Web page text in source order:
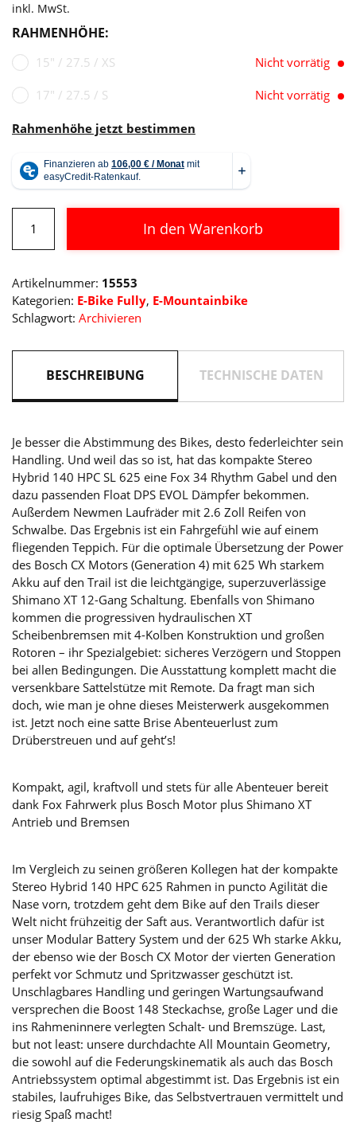
inkl. MwSt.
RAHMENHÖHE:
15" / 27.5 / XS Nicht vorrätig
17" / 27.5 / S Nicht vorrätig
Rahmenhöhe jetzt bestimmen
Stereo
Hybrid
HPC
SL
625
In den Warenkorb
Artikelnummer: 15553
Kategorien: E-Bike Fully, E-Mountainbike
Schlagwort: Archivieren
BESCHREIBUNG TECHNISCHE DATEN
Je besser die Abstimmung des Bikes, desto federleichter sein
Handling. Und weil das so ist, hat das kompakte Stereo
Hybrid 140 HPC SL 625 eine Fox 34 Rhythm Gabel und den
dazu passenden Float DPS EVOL Dämpfer bekommen.
Außerdem Newmen Laufräder mit 2.6 Zoll Reifen von
Schwalbe. Das Ergebnis ist ein Fahrgefühl wie auf einem
fliegenden Teppich. Für die optimale Übersetzung der Power
des Bosch CX Motors (Generation 4) mit 625 Wh starkem
Akku auf den Trail ist die leichtgängige, superzuverlässige
Shimano XT 12-Gang Schaltung. Ebenfalls von Shimano
kommen die progressiven hydraulischen XT
Scheibenbremsen mit 4-Kolben Konstruktion und großen
Rotoren – ihr Spezialgebiet: sicheres Verzögern und Stoppen
bei allen Bedingungen. Die Ausstattung komplett macht die
versenkbare Sattelstütze mit Remote. Da fragt man sich
doch, wie man je ohne dieses Meisterwerk ausgekommen
ist. Jetzt noch eine satte Brise Abenteuerlust zum
Drüberstreuen und auf geht’s!
Kompakt, agil, kraftvoll und stets für alle Abenteuer bereit
dank Fox Fahrwerk plus Bosch Motor plus Shimano XT
Antrieb und Bremsen
Im Vergleich zu seinen größeren Kollegen hat der kompakte
Stereo Hybrid 140 HPC 625 Rahmen in puncto Agilität die
Nase vorn, trotzdem geht dem Bike auf den Trails dieser
Welt nicht frühzeitig der Saft aus. Verantwortlich dafür ist
unser Modular Battery System und der 625 Wh starke Akku,
der ebenso wie der Bosch CX Motor der vierten Generation
perfekt vor Schmutz und Spritzwasser geschützt ist.
Unschlagbares Handling und geringen Wartungsaufwand
versprechen die Boost 148 Steckachse, große Lager und die
ins Rahmeninnere verlegten Schalt- und Bremszüge. Last,
but not least: unsere durchdachte All Mountain Geometry,
die sowohl auf die Federungskinematik als auch das Bosch
Antriebssystem optimal abgestimmt ist. Das Ergebnis ist ein
stabiles, laufruhiges Bike, das Selbstvertrauen vermittelt und
riesig Spaß macht!